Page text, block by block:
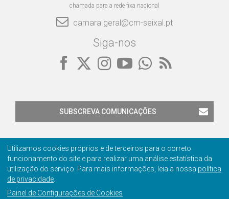
chamada para a rede fixa nacional
camara.geral@cm-seixal.pt
Siga-nos
SUBSCREVA COMUNICAÇÕES
Contactos
© 2001-2026 Câmara Municipal do Seixal
Utilizamos cookies próprios e de terceiros para o correto
funcionamento do site e para realizar uma análise estatística da
utilização do serviço. Para mais informações, leia a nossa política
de privacidade
Painel de Configurações de Cookies